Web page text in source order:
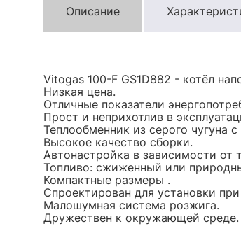
Описание
Vitogas 100-F GS1D882 - котёл
Низкая цена.
Отличные показатели
Прост и неприхотлив в
Теплообменник из серого чугуна
Высокое качество сборки.
Автонастройка в зависимости
Топливо: сжиженный или
Компактные размеры .
Спроектирован для установки
Малошумная система розжига.
Дружествен к окружающей среде.